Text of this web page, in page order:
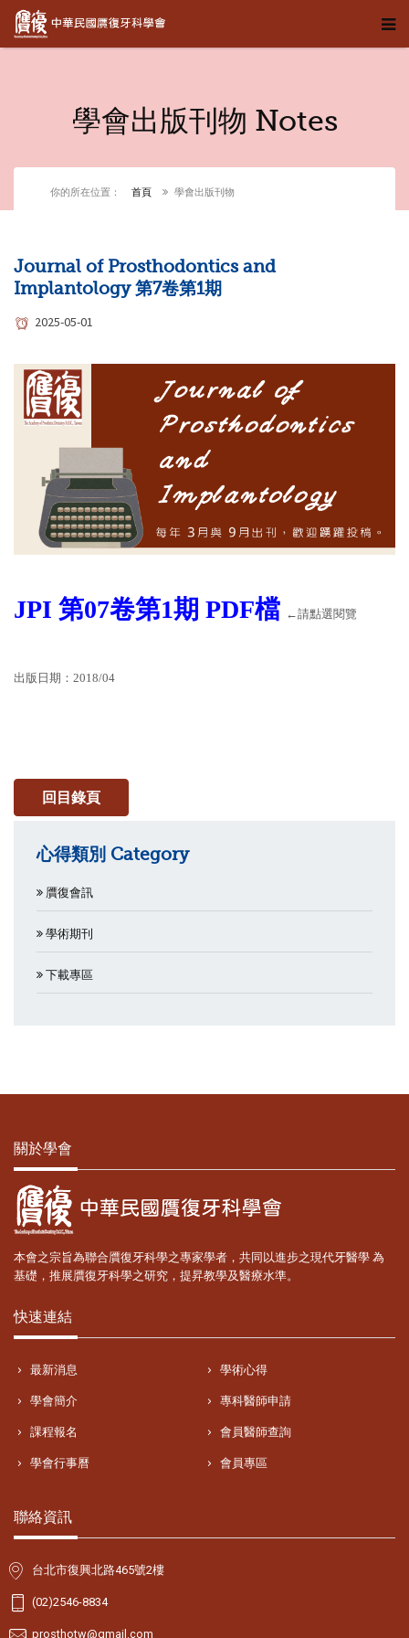
學會出版刊物 Notes
你的所在位置： 首頁 學會出版刊物
Journal of Prosthodontics and
Implantology 第7卷第1期
2025-05-01
JPI 第07卷第1期 PDF檔 ←請點選閱覽
出版日期：2018/04
回目錄頁
心得類別 Category
贋復會訊
學術期刊
下載專區
關於學會
本會之宗旨為聯合贋復牙科學之專家學者，共同以進步之現代牙醫學 為
基礎，推展贋復牙科學之研究，提昇教學及醫療水準。
快速連結
最新消息 學術心得
學會簡介 專科醫師申請
課程報名 會員醫師查詢
學會行事曆 會員專區
聯絡資訊
台北市復興北路465號2樓
(02)2546-8834
prosthotw@gmail.com